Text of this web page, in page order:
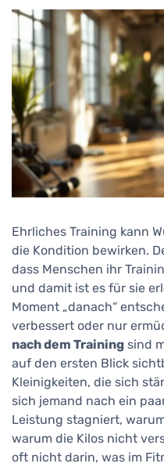
Ehrliches Training kann
die Kondition bewirken.
dass Menschen ihr
und damit ist es für sie
Moment „danach“
verbessert oder nur
nach dem Training sind
auf den ersten Blick
Kleinigkeiten, die sich
sich jemand nach ein
Leistung stagniert,
warum die Kilos nicht
oft nicht darin, was im